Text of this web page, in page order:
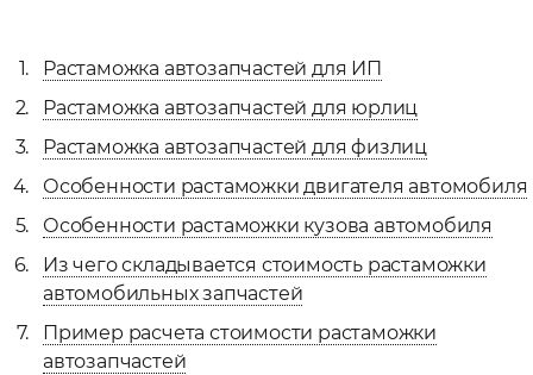
Растаможка автозапчастей для ИП
Растаможка автозапчастей для юрлиц
Растаможка автозапчастей для физлиц
Особенности растаможки двигателя автомобиля
Особенности растаможки кузова автомобиля
Из чего складывается стоимость растаможки
автомобильных запчастей
Пример расчета стоимости растаможки
автозапчастей
Добавить еще
Согласен с
политикой
конфиденциальности
и наобработку моих